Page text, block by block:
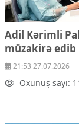
Adil Kərimli
müzakirə edib
21:53 27.07.2026
Oxunuş sayı: